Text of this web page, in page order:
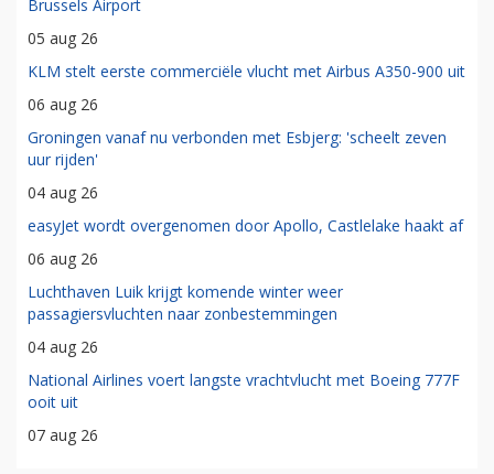
Brussels Airport
05 aug 26
KLM stelt eerste commerciële vlucht met Airbus A350-900 uit
06 aug 26
Groningen vanaf nu verbonden met Esbjerg: 'scheelt zeven
uur rijden'
04 aug 26
easyJet wordt overgenomen door Apollo, Castlelake haakt af
06 aug 26
Luchthaven Luik krijgt komende winter weer
passagiersvluchten naar zonbestemmingen
04 aug 26
National Airlines voert langste vrachtvlucht met Boeing 777F
ooit uit
07 aug 26